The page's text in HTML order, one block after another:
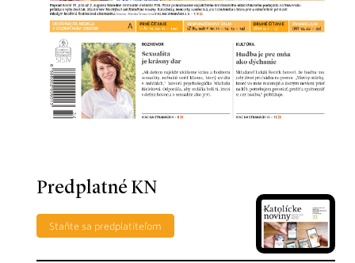
Predplatné KN
Staňte sa predplatiteľom